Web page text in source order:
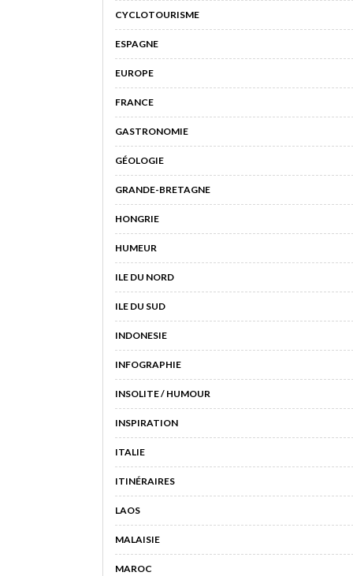
CYCLOTOURISME
ESPAGNE
EUROPE
FRANCE
GASTRONOMIE
GÉOLOGIE
GRANDE-BRETAGNE
HONGRIE
HUMEUR
ILE DU NORD
ILE DU SUD
INDONESIE
INFOGRAPHIE
INSOLITE / HUMOUR
INSPIRATION
ITALIE
ITINÉRAIRES
LAOS
MALAISIE
MAROC